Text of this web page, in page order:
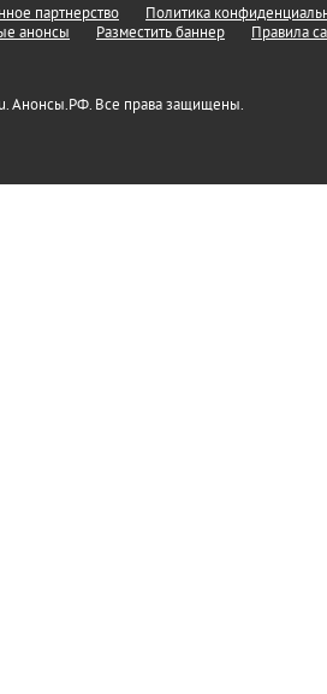
партнерство
Политика
анонсы Разместить баннер Правила
Анонсы.РФ. Все права защищены.